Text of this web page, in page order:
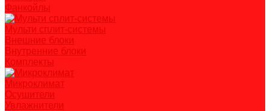
Фанкойлы
Мульти сплит-системы
Внешние блоки
Внутренние блоки
Комплекты
Микроклимат
Осушители
Увлажнители